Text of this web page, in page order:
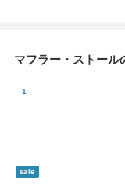
マフラー・ストール
sale